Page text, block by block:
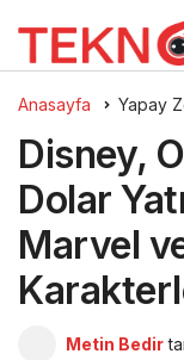
Anasayfa Yapay
Disney,
Dolar
Marvel
Metin Bedir